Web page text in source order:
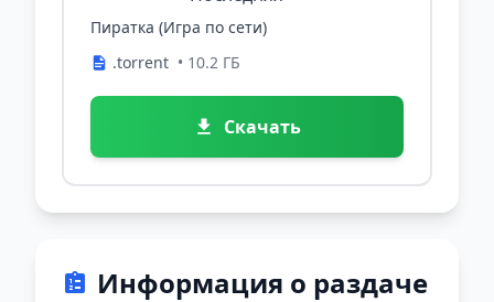
Пиратка (Игра по сети)
.torrent • 10.2 ГБ
Скачать
Информация о раздаче